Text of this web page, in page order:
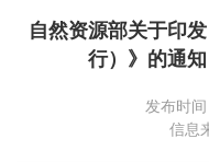
自然资源部关于印
行）》的通
发布时
信息